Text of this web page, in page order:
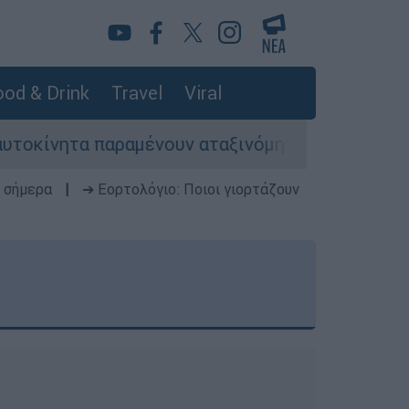
& Drink Travel Viral
παραμένουν αταξινόμητα - Λύση αναζητά
➔ Εορτολόγιο: Ποιοι γιορτάζουν